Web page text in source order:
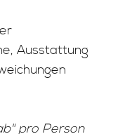
Ausstattung
pro Person